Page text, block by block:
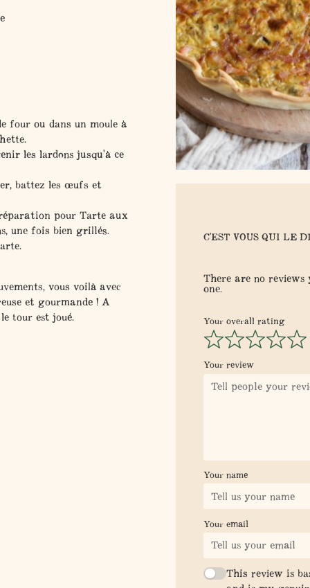
four ou dans un moule à
les lardons jusqu'à ce
battez les œufs et
pour Tarte aux
une fois bien grillés.
vous voilà avec
et gourmande ! A
tour est joué.
C'EST VOUS QUI LE
There are no
one.
Your overall rating
Your review
Your name
Your email
This review is